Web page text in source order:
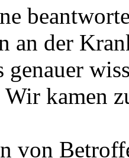
an der
Wir kamen
von